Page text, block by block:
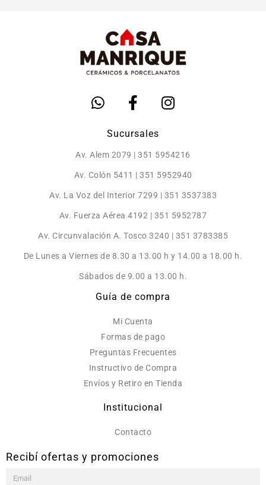
Sucursales
Av. Alem 2079 | 351 5954216
Av. Colón 5411 | 351 5952940
Av. La Voz del Interior 7299 | 351 3537383
Av. Fuerza Aérea 4192 | 351 5952787
Av. Circunvalación A. Tosco 3240 | 351 3783385
De Lunes a Viernes de 8.30 a 13.00 h y 14.00 a 18.00 h.
Sábados de 9.00 a 13.00 h.
Guía de compra
Mi Cuenta
Formas de pago
Preguntas Frecuentes
Instructivo de Compra
Envíos y Retiro en Tienda
Institucional
Contacto
Recibí ofertas y promociones